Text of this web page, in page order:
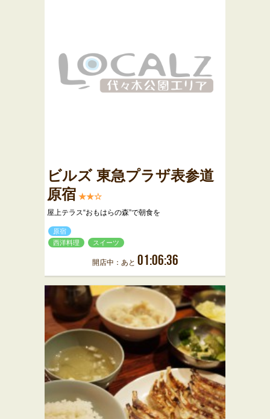
ビルズ 東急プラザ表参道
原宿 ★★☆
屋上テラス“おもはらの森”で朝食を
原宿
西洋料理
スイーツ
開店中：あと 01:06:36